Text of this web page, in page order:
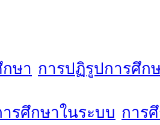
ษา การปฏิรูปการศึก
ารศึกษาในระบบ การ